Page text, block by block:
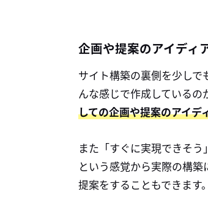
企画や提案のアイディ
サイト構築の裏側を少しで
んな感じで作成しているの
しての企画や提案のアイデ
また「すぐに実現できそ
という感覚から実際の構
提案をすることもできます。